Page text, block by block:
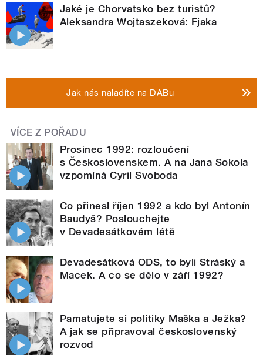
Jaké je Chorvatsko bez turistů?
Aleksandra Wojtaszeková: Fjaka
Jak nás naladíte na DABu
VÍCE Z POŘADU
Prosinec 1992: rozloučení
s Československem. A na Jana Sokola
vzpomíná Cyril Svoboda
Co přinesl říjen 1992 a kdo byl Antonín
Baudyš? Poslouchejte
v Devadesátkovém létě
Devadesátková ODS, to byli Stráský a
Macek. A co se dělo v září 1992?
Pamatujete si politiky Maška a Ježka?
A jak se připravoval československý
rozvod